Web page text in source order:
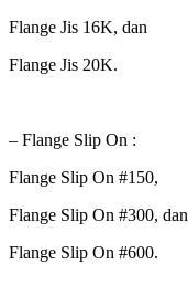
Flange Jis 16K, dan
Flange Jis 20K.
– Flange Slip On :
Flange Slip On #150,
Flange Slip On #300, dan
Flange Slip On #600.